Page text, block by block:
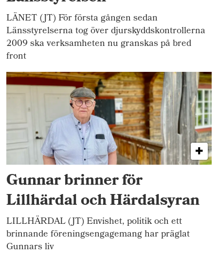
LÄNET (JT) För första gången sedan
Länsstyrelserna tog över djurskyddskontrollerna
2009 ska verksamheten nu granskas på bred
front
Gunnar brinner för
Lillhärdal och Härdalsyran
LILLHÄRDAL (JT) Envishet, politik och ett
brinnande föreningsengagemang har präglat
Gunnars liv